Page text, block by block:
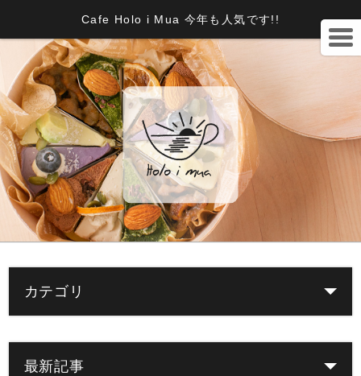
Cafe Holo i Mua 今年も人気です!!
カテゴリ
最新記事